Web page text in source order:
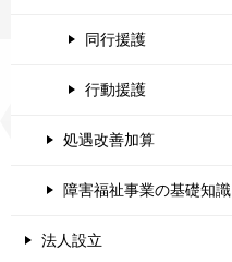
同行援護
行動援護
処遇改善加算
障害福祉事業の基礎知識
法人設立